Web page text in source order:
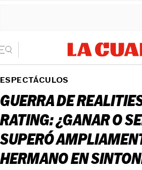
ESPECTÁCULOS
GUERRA DE
RATING: ¿GANAR O
SUPERÓ
HERMANO EN